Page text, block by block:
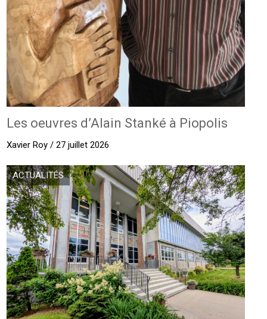
Les oeuvres d’Alain Stanké à Piopolis
Xavier Roy / 27 juillet 2026
ACTUALITÉS